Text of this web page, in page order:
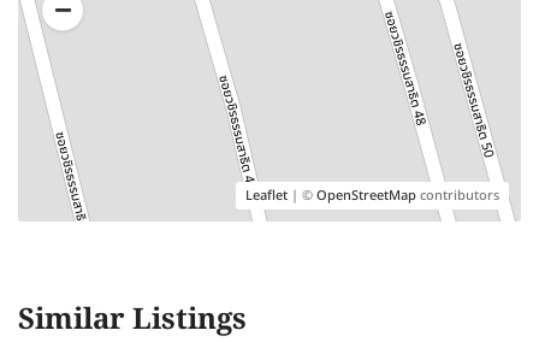
Leaflet | ©OpenStreetMapcontributors
Similar Listings